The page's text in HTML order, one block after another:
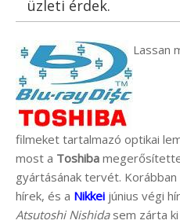
üzleti érdek.
Lassan
filmeket tartalmazó optikai
most a Toshiba
gyártásának tervét.
hírek, és a Nikkei június végi
Atsutoshi Nishidasem zárta